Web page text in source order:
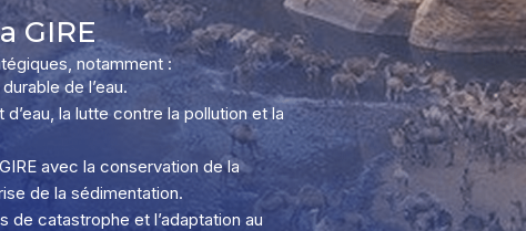
GIRE
notamment :
de l’eau.
la lutte contre la pollution et la
avec la conservation de la
de la sédimentation.
catastrophe et l’adaptation au